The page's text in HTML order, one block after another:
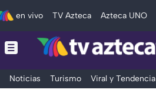
en vivo TV Azteca Azteca UNO
Noticias Turismo Viral y Tendencia